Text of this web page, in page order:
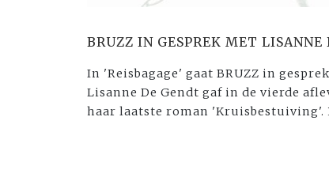
BRUZZ IN GESPREK MET LISANNE
In 'Reisbagage' gaat BRUZZ in
Lisanne De Gendt gaf in de vierde
haar laatste roman 'Kruisbestuiving'.